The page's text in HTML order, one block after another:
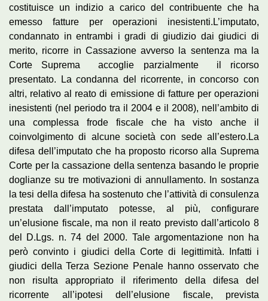
costituisce un indizio a carico del contribuente che ha
emesso fatture per operazioni inesistenti.L’imputato,
condannato in entrambi i gradi di giudizio dai giudici di
merito, ricorre in Cassazione avverso la sentenza ma la
Corte Suprema accoglie parzialmente il ricorso
presentato. La condanna del ricorrente, in concorso con
altri, relativo al reato di emissione di fatture per operazioni
inesistenti (nel periodo tra il 2004 e il 2008), nell’ambito di
una complessa frode fiscale che ha visto anche il
coinvolgimento di alcune società con sede all’estero.La
difesa dell’imputato che ha proposto ricorso alla Suprema
Corte per la cassazione della sentenza basando le proprie
doglianze su tre motivazioni di annullamento. In sostanza
la tesi della difesa ha sostenuto che l’attività di consulenza
prestata dall’imputato potesse, al più, configurare
un’elusione fiscale, ma non il reato previsto dall’articolo 8
del D.Lgs. n. 74 del 2000. Tale argomentazione non ha
però convinto i giudici della Corte di legittimità. Infatti i
giudici della Terza Sezione Penale hanno osservato che
non risulta appropriato il riferimento della difesa del
ricorrente all’ipotesi dell’elusione fiscale, prevista